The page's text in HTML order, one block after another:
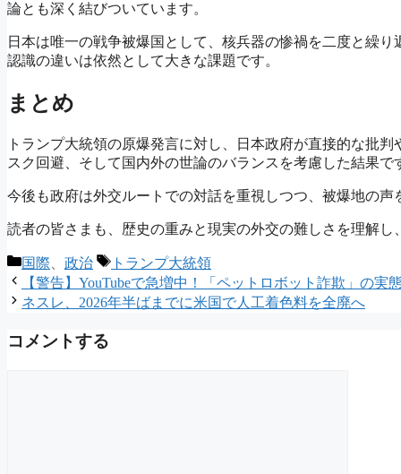
論とも深く結びついています。
日本は唯一の戦争被爆国として、核兵器の惨禍を二度と繰
認識の違いは依然として大きな課題です。
まとめ
トランプ大統領の原爆発言に対し、日本政府が直接的な批
スク回避、そして国内外の世論のバランスを考慮した結果で
今後も政府は外交ルートでの対話を重視しつつ、被爆地の声
読者の皆さまも、歴史の重みと現実の外交の難しさを理解し
カ
テ
ゴ
ー
国際 政治
タ
グ
トランプ大統領
【警告】YouTubeで急増中！「ペットロボット詐欺」の実
ネスレ、2026年半ばまでに米国で人工着色料を全廃へ
コメントする